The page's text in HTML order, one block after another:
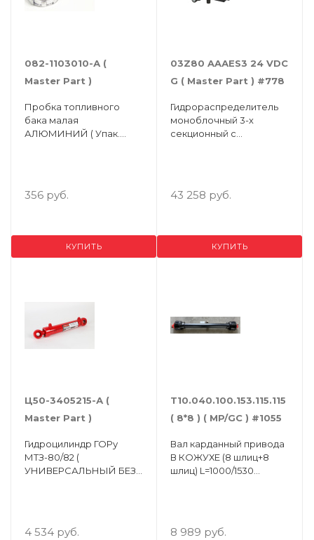
082-1103010-А (
Master Part )
Пробка топливного
бака малая
АЛЮМИНИЙ ( Упак.
356 руб.
КУПИТЬ
03Z80 AAАES3 24 VDC
G ( Мaster Рart ) #778
Гидрoраспределитель
моноблочный 3-х
секционный с
43 258 руб.
КУПИТЬ
Ц50-3405215-А (
Master Part )
Гидроцилиндр ГОРу
МТЗ-80/82 (
УНИВЕРСАЛЬНЫЙ БЕЗ
4 534 руб.
Т10.040.100.153.115.115
( 8*8 ) ( MP/GC ) #1055
Вал карданный привода
В КОЖУХЕ (8 шлиц+8
шлиц) L=1000/1530
8 989 руб.